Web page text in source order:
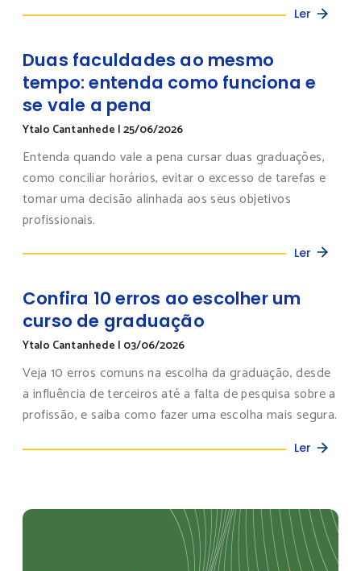
Ler
Duas faculdades ao mesmo
tempo: entenda como funciona e
se vale a pena
Ytalo Cantanhede |25/06/2026
Entenda quando vale a pena cursar duas graduações,
como conciliar horários, evitar o excesso de tarefas e
tomar uma decisão alinhada aos seus objetivos
profissionais.
Ler
Confira 10 erros ao escolher um
curso de graduação
Ytalo Cantanhede | 03/06/2026
Veja 10 erros comuns na escolha da graduação, desde
a influência de terceiros até a falta de pesquisa sobre a
profissão, e saiba como fazer uma escolha mais segura.
Ler